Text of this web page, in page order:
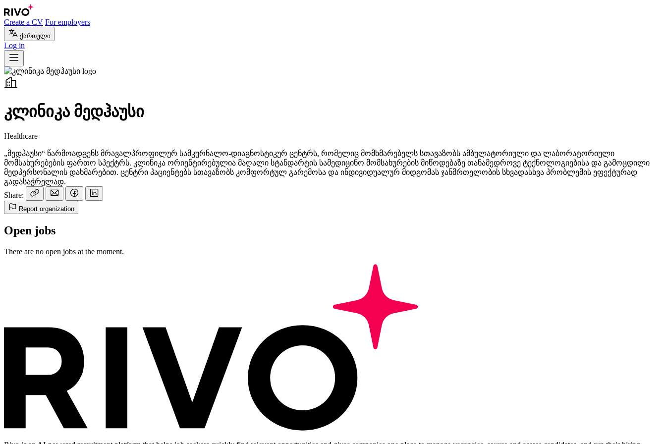
Create a CV For employers
ქართული
Log in
კლინიკა მედჰაუსი
Healthcare
„მედჰაუსი“ წარმოადგენს მრავალპროფილურ სამკურნალო-დიაგნოსტიკურ ცენტრს, რომელიც მომხმარებელს სთავაზობს ამბულატორიული და ლაბორატორიული
მომსახურებების ფართო სპექტრს. კლინიკა ორიენტირებულია მაღალი სტანდარტის სამედიცინო მომსახურების მიწოდებაზე თანამედროვე ტექნოლოგიებისა და გამოცდილი
მედპერსონალის დახმარებით. ცენტრი პაციენტებს სთავაზობს კომფორტულ გარემოსა და ინდივიდუალურ მიდგომას ჯანმრთელობის სხვადასხვა პრობლემის ეფექტურად
გადასაჭრელად.
Share:
Report organization
Open jobs
There are no open jobs at the moment.